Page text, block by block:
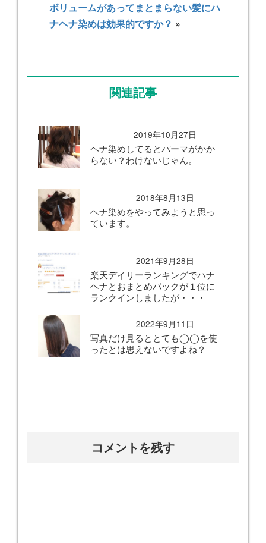
ボリュームがあってまとまらない髪にハ
ナヘナ染めは効果的ですか？ »
関連記事
2019年10月27日
ヘナ染めしてるとパーマがかか
らない？わけないじゃん。
2018年8月13日
ヘナ染めをやってみようと思っ
ています。
2021年9月28日
楽天デイリーランキングでハナ
ヘナとおまとめパックが１位に
ランクインしましたが・・・
2022年9月11日
写真だけ見るととても◯◯を使
ったとは思えないですよね？
コメントを残す